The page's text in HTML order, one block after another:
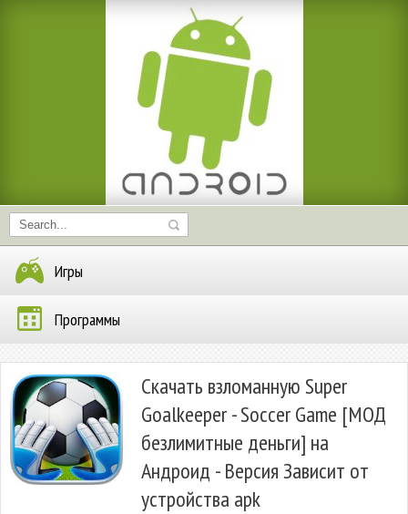
Игры
Программы
Скачать взломанную Super
Goalkeeper - Soccer Game [МОД
безлимитные деньги] на
Андроид - Версия Зависит от
устройства apk